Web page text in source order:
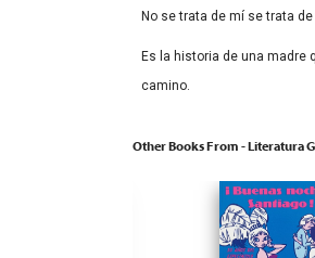
No se trata de mí se trata
Es la historia de una madre
camino.
Other Books From - Literatura